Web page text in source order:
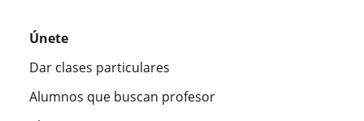
Únete
Dar clases particulares
Alumnos que buscan profesor